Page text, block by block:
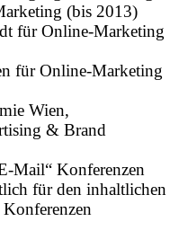
(bis 2013)
für Online-Marketing
für Online-Marketing
Wien,
& Brand
Mail“ Konferenzen
für den inhaltlichen